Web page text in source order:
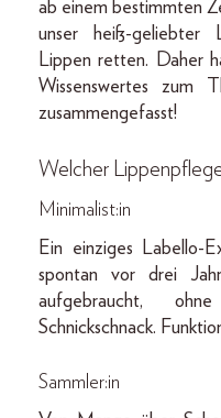
ab einem bestimmten
unser heiß-geliebter
Lippen retten. Daher
Wissenswertes zum
zusammengefasst!
Welcher
Minimalist:in
Ein einziges Labello-
spontan vor drei
aufgebraucht,
Schnickschnack.
Sammler:in